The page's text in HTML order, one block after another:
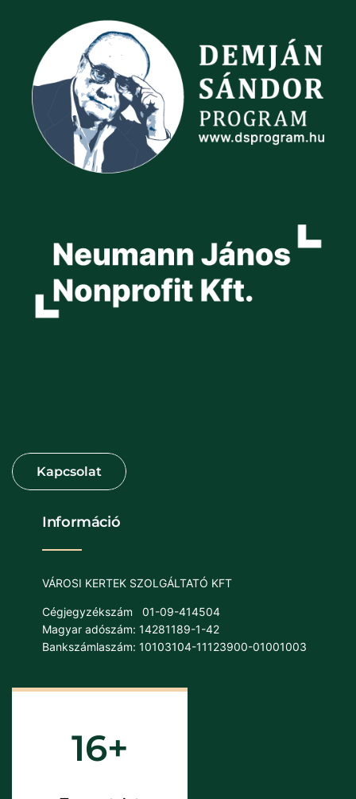
Információ
VÁROSI KERTEK SZOLGÁLTATÓ KFT
Cégjegyzékszám
01-09-414504
Magyar adószám: 14281189-1-42
Bankszámlaszám: 10103104-11123900-01001003
16